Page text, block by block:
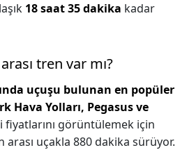
18 saat 35 dakika kadar
tren var mı?
uçuşu bulunan en popüler
Hava Yolları, Pegasus ve
fiyatlarını görüntülemek için
arası uçakla 880 dakika sürüyor.